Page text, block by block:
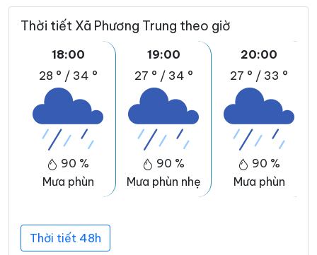
Thời tiết Xã Phương Trung theo giờ
18:00
28 ° / 34 °
90 %
Mưa phùn
19:00
27 ° / 34 °
90 %
Mưa phùn nhẹ
20:00
27 ° / 33 °
90 %
Mưa phùn
Thời tiết 48h